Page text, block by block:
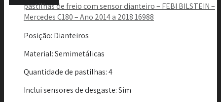
pastilhas de freio com sensor dianteiro – FEBI BILSTEIN –
Mercedes C180 – Ano 2014 a 2018 16988
Posição: Dianteiros
Material: Semimetálicas
Quantidade de pastilhas: 4
Inclui sensores de desgaste: Sim